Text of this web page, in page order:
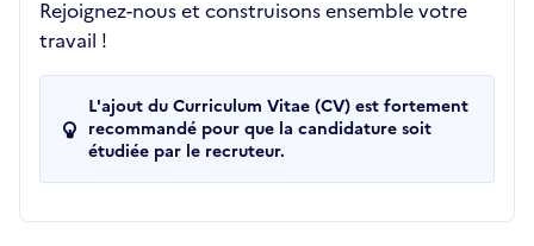
Rejoignez-nous et construisons ensemble votre
travail !
L'ajout du Curriculum Vitae (CV) est fortement
recommandé pour que la candidature soit
étudiée par le recruteur.